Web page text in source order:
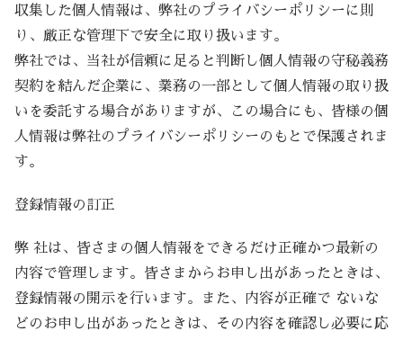
収集した個人情報は、弊社のプライバシーポリシーに則
り、厳正な管理下で安全に取り扱います。
弊社では、当社が信頼に足ると判断し個人情報の守秘義務
契約を結んだ企業に、業務の一部として個人情報の取り扱
いを委託する場合がありますが、この場合にも、皆様の個
人情報は弊社のプライバシーポリシーのもとで保護されま
す。
登録情報の訂正
弊 社は、皆さまの個人情報をできるだけ正確かつ最新の
内容で管理します。皆さまからお申し出があったときは、
登録情報の開示を行います。また、内容が正確で ないな
どのお申し出があったときは、その内容を確認し必要に応